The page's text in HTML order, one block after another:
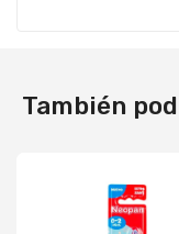
También